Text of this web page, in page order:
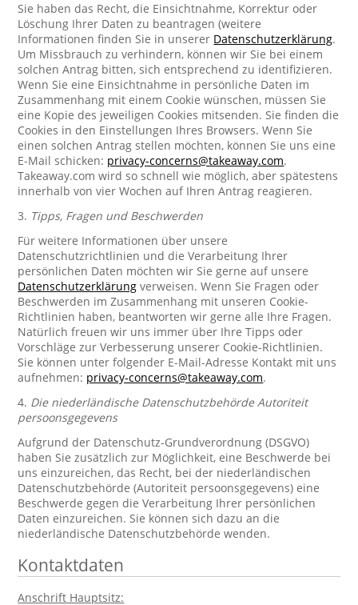
Sie haben das Recht, die Einsichtnahme, Korrektur oder
Löschung Ihrer Daten zu beantragen (weitere
Informationen finden Sie in unserer Datenschutzerklärung.
Um Missbrauch zu verhindern, können wir Sie bei einem
solchen Antrag bitten, sich entsprechend zu identifizieren.
Wenn Sie eine Einsichtnahme in persönliche Daten im
Zusammenhang mit einem Cookie wünschen, müssen Sie
eine Kopie des jeweiligen Cookies mitsenden. Sie finden die
Cookies in den Einstellungen Ihres Browsers. Wenn Sie
einen solchen Antrag stellen möchten, können Sie uns eine
E-Mail schicken: privacy-concerns@takeaway.com.
Takeaway.com wird so schnell wie möglich, aber spätestens
innerhalb von vier Wochen auf Ihren Antrag reagieren.
3. Tipps, Fragen und Beschwerden
Für weitere Informationen über unsere
Datenschutzrichtlinien und die Verarbeitung Ihrer
persönlichen Daten möchten wir Sie gerne auf unsere
Datenschutzerklärung verweisen. Wenn Sie Fragen oder
Beschwerden im Zusammenhang mit unseren Cookie-
Richtlinien haben, beantworten wir gerne alle Ihre Fragen.
Natürlich freuen wir uns immer über Ihre Tipps oder
Vorschläge zur Verbesserung unserer Cookie-Richtlinien.
Sie können unter folgender E-Mail-Adresse Kontakt mit uns
aufnehmen: privacy-concerns@takeaway.com.
4. Die niederländische Datenschutzbehörde Autoriteit
persoonsgegevens
Aufgrund der Datenschutz-Grundverordnung (DSGVO)
haben Sie zusätzlich zur Möglichkeit, eine Beschwerde bei
uns einzureichen, das Recht, bei der niederländischen
Datenschutzbehörde (Autoriteit persoonsgegevens) eine
Beschwerde gegen die Verarbeitung Ihrer persönlichen
Daten einzureichen. Sie können sich dazu an die
niederländische Datenschutzbehörde wenden.
Kontaktdaten
Anschrift Hauptsitz: